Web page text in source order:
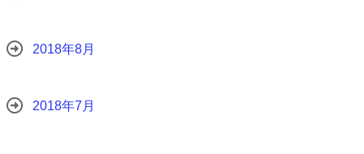
2018年8月
2018年7月